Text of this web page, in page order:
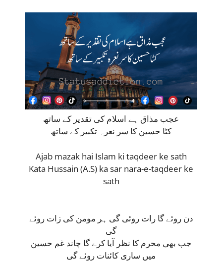
عجب مذاق ہے اسلام کی تقدیر کے ساتھ
کٹا حسین کا سر نعرہ تکبیر کے ساتھ
Ajab mazak hai Islam ki taqdeer ke sath
Kata Hussain (A.S) ka sar nara-e-taqdeer ke
sath
دن روئے گا رات روئی گی ہر مومن کی زات روئے
گی
جب بھی محرم کا نظر آیا کرے گا چاند غم حسین
میں ساری کائنات روئے گی